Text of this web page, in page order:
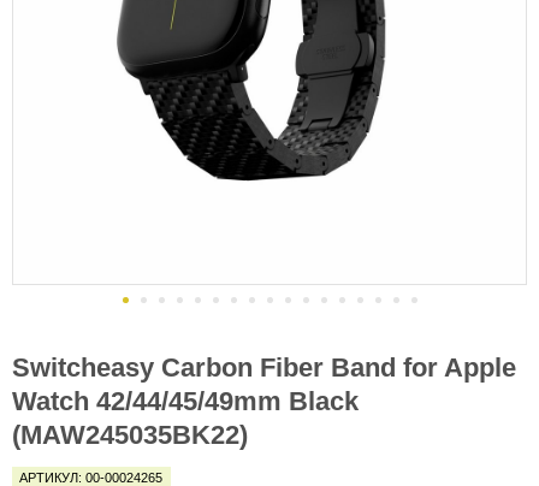
Switcheasy Carbon Fiber Band for Apple
Watch 42/44/45/49mm Black
(MAW245035BK22)
АРТИКУЛ: 00-00024265